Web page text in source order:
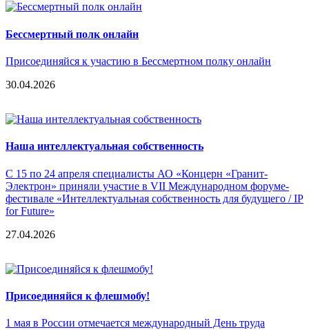
Бессмертный полк онлайн
Присоединяйся к участию в Бессмертном полку онлайн
30.04.2026
Наша интеллектуальная собственность
С 15 по 24 апреля специалисты АО «Концерн «Гранит-
Электрон» приняли участие в VII Международном форуме-
фестивале «Интеллектуальная собственность для будущего / IP
for Future»
27.04.2026
Присоединяйся к флешмобу!
1 мая в России отмечается международный День труда